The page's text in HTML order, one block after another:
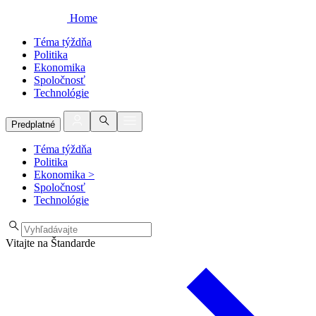
Home
Téma týždňa
Politika
Ekonomika
Spoločnosť
Technológie
Predplatné
Téma týždňa
Politika
Ekonomika >
Spoločnosť
Technológie
Vitajte na Štandarde